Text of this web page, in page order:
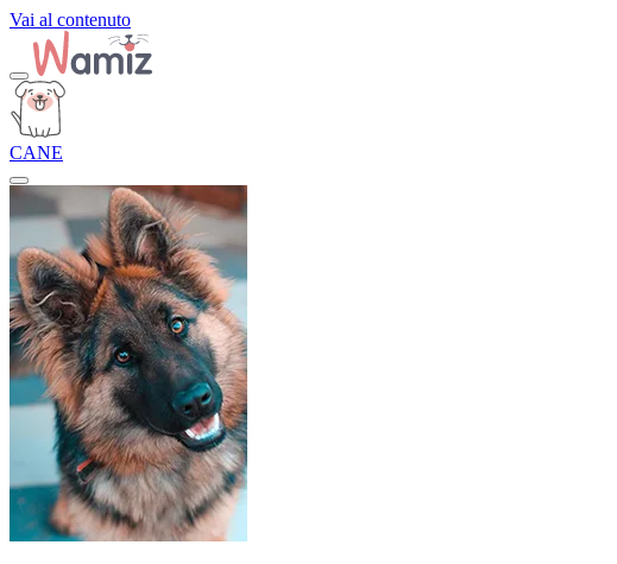
Vai al contenuto
CANE